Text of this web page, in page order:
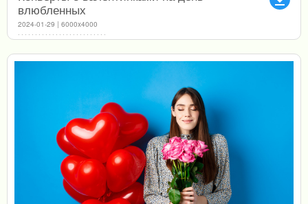
влюбленных
2024-01-29 | 6000x4000